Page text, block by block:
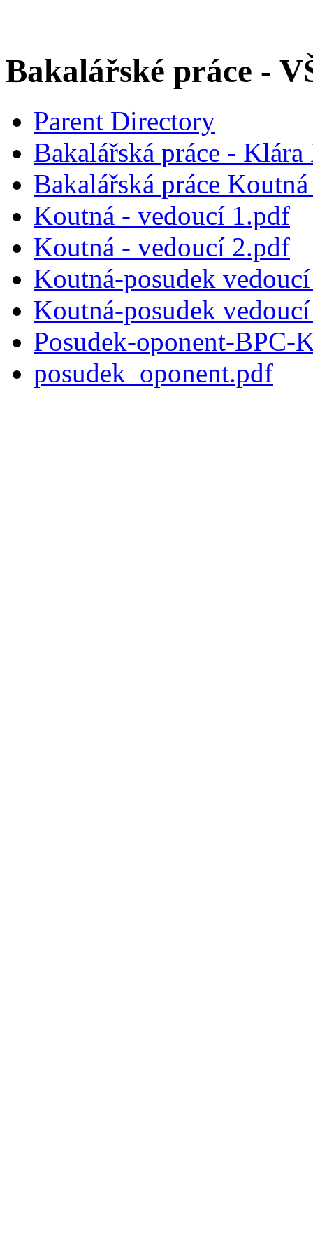
Bakalářské práce -
Parent Directory
Bakalářská práce -
Bakalářská práce
Koutná - vedoucí 1.pdf
Koutná - vedoucí 2.pdf
Koutná-posudek
Koutná-posudek
Posudek-oponent-BPC-
posudek_oponent.pdf